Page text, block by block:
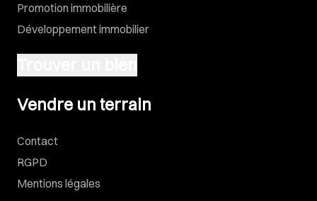
Promotion immobilière
Développement immobilier
Vendre un terrain
Contact
RGPD
Mentions légales